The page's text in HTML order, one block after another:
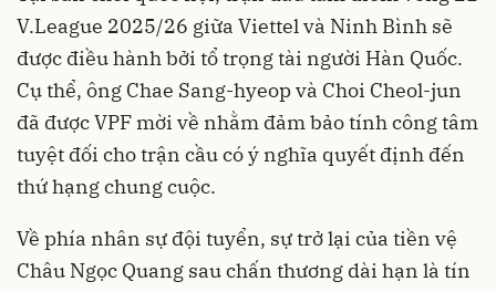
V.League 2025/26 giữa Viettel và Ninh Bình sẽ
được điều hành bởi tổ trọng tài người Hàn Quốc.
Cụ thể, ông Chae Sang-hyeop và Choi Cheol-jun
đã được VPF mời về nhằm đảm bảo tính công tâm
tuyệt đối cho trận cầu có ý nghĩa quyết định đến
thứ hạng chung cuộc.
Về phía nhân sự đội tuyển, sự trở lại của tiền vệ
Châu Ngọc Quang sau chấn thương dài hạn là tín